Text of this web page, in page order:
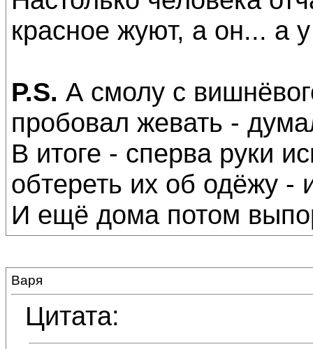
красное жуют, а он... а
P.S. А смолу с
пробовал жевать -
В итоге - сперва руки
обтереть их об одёжу -
И ещё дома потом
Варя
Цитата: